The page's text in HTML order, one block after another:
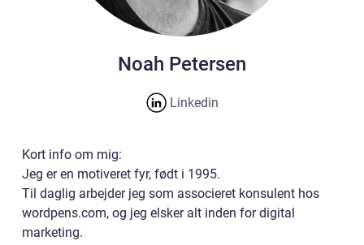
Noah Petersen
Linkedin
Kort info om mig:
Jeg er en motiveret fyr, født i 1995.
Til daglig arbejder jeg som associeret konsulent hos
wordpens.com, og jeg elsker alt inden for digital
marketing.